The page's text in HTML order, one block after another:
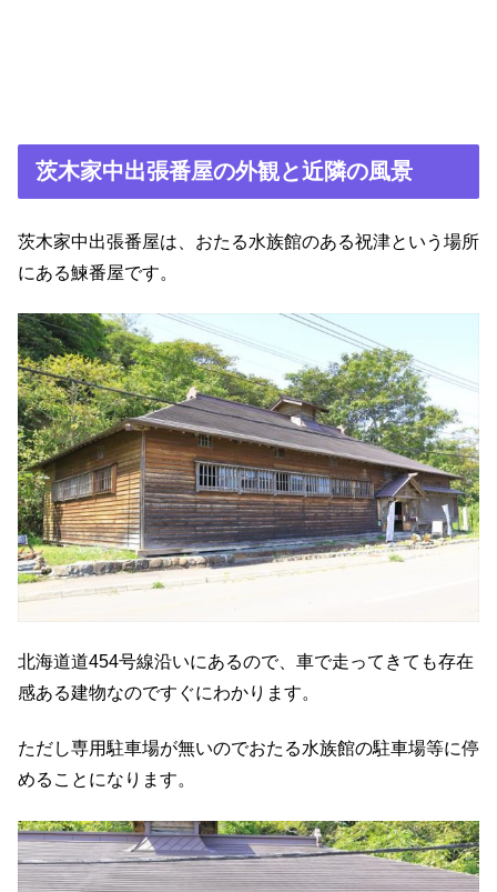
茨木家中出張番屋の外観と近隣の風景
茨木家中出張番屋は、おたる水族館のある祝津という場所
にある鰊番屋です。
北海道道454号線沿いにあるので、車で走ってきても存在
感ある建物なのですぐにわかります。
ただし専用駐車場が無いのでおたる水族館の駐車場等に停
めることになります。